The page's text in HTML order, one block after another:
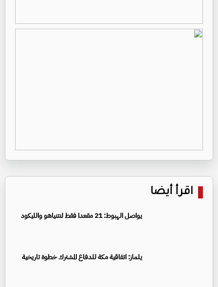
اقرأ أيضا
يواصل الهبوط: 21 مقعدا فقط لنتنياهو والليكود
يلماز: اتفاقية مكة للدفاع المشترك خطوة تاريخية